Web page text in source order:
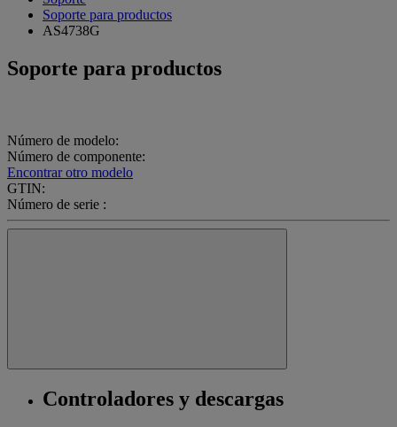
Soporte para productos
AS4738G
Soporte para productos
Número de modelo:
Número de componente:
Encontrar otro modelo
GTIN:
Número de serie :
Controladores y descargas